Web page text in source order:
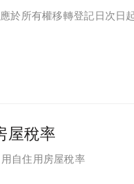
於所有權移轉登記日次日
屋稅率
自住用房屋稅率